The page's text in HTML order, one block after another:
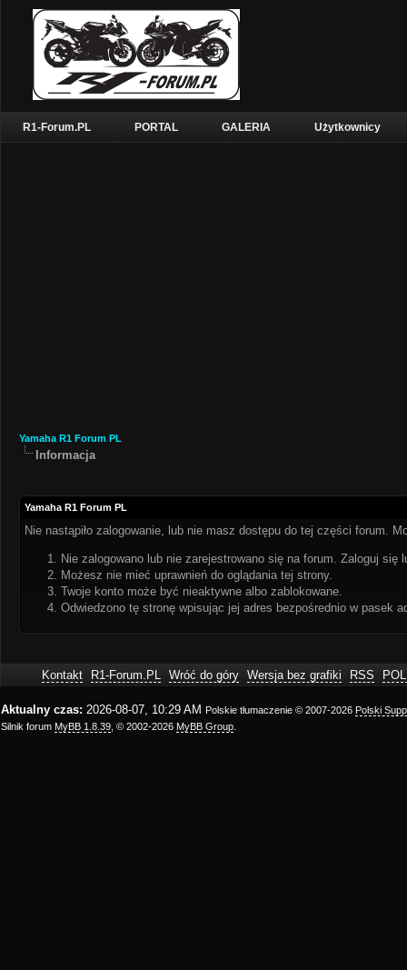
R1-Forum.PL PORTAL GALERIA Użytkownicy
Yamaha R1 Forum PL
Informacja
Yamaha R1 Forum PL
Nie nastąpiło zalogowanie, lub nie masz dostępu do tej części forum.
Nie zalogowano lub nie zarejestrowano się na forum. Zaloguj się
Możesz nie mieć uprawnień do oglądania tej strony.
Twoje konto może być nieaktywne albo zablokowane.
Odwiedzono tę stronę wpisując jej adres bezpośrednio w pasek
Kontakt R1-Forum.PL Wróć do góry Wersja bez grafiki RSS
Aktualny czas: 2026-08-07, 10:29 AM Polskie tłumaczenie © 2007-2026 Polski
Silnik forum MyBB 1.8.39 , © 2002-2026 MyBB Group